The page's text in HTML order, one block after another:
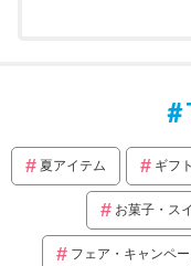
夏アイテム ギフ
お菓子・ス
フェア・キャンペー